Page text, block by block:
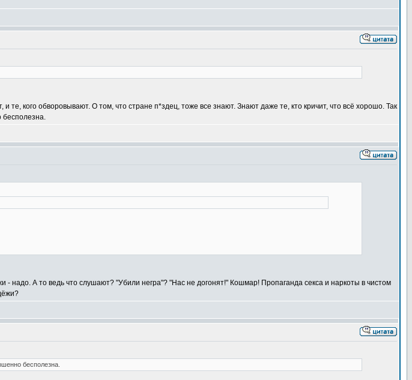
те, кого обворовывают. О том, что стране п*здец, тоже все знают. Знают даже те, кто кричит, что всё хорошо. Так
бесполезна.
надо. А то ведь что слушают? "Убили негра"? "Нас не догонят!" Кошмар! Пропаганда секса и наркоты в чистом
бесполезна.